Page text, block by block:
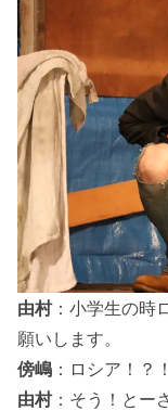
由村：小学生の時
願いします。
傍嶋 ：ロシア！？
由村：そう！とー